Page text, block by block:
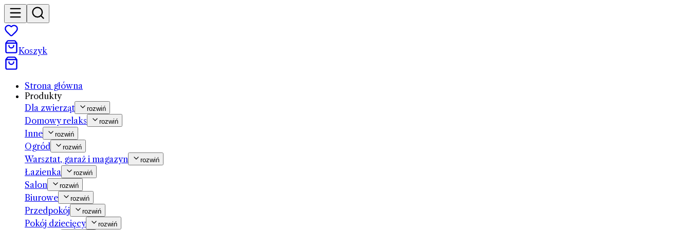
Koszyk
Strona główna
Produkty
Dla zwierząt
rozwiń
Domowy relaks rozwiń
Inne rozwiń
Ogród rozwiń
Warsztat, garaż i magazyn rozwiń
Łazienka rozwiń
Salon rozwiń
Biurowe rozwiń
Przedpokój rozwiń
Pokój dziecięcy rozwiń